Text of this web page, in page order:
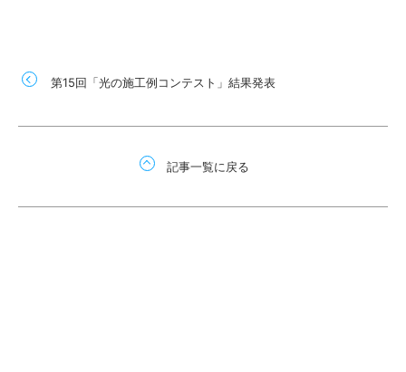
第15回「光の施工例コンテスト」結果発表
記事一覧に戻る